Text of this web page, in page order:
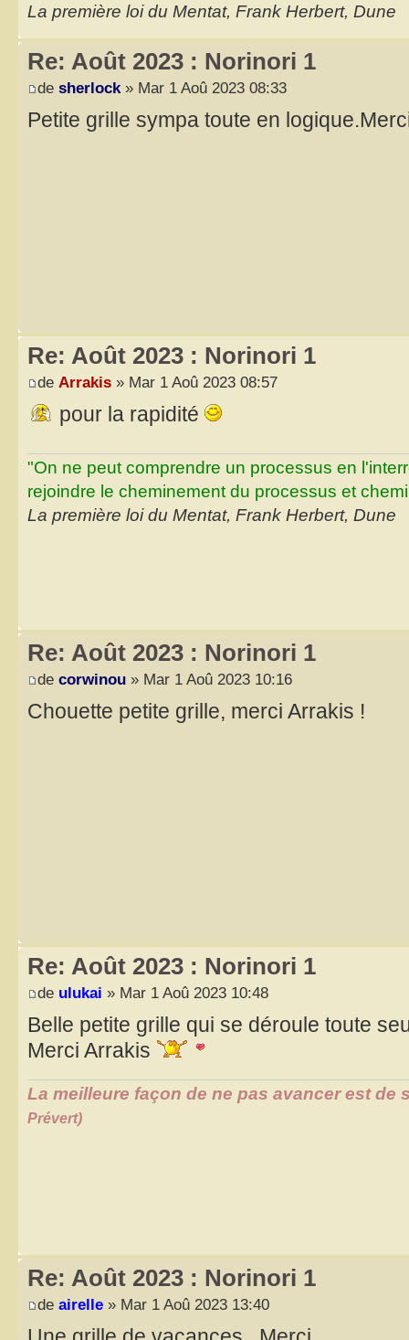
La première loi du Mentat, Frank Herbert, Dune
Re: Août 2023 : Norinori 1
de sherlock» Mar 1 Aoû 2023 08:33
Petite grille sympa toute en
Re: Août 2023 : Norinori 1
de Arrakis » Mar 1 Aoû 2023 08:57
pour la rapidité
"On ne peut comprendre un processus en
rejoindre le cheminement du processus et
La première loi du Mentat, Frank Herbert, Dune
Re: Août 2023 : Norinori 1
de corwinou » Mar 1 Aoû 2023 10:16
Chouette petite grille, merci Arrakis !
Re: Août 2023 : Norinori 1
de ulukai » Mar 1 Aoû 2023 10:48
Belle petite grille qui se déroule toute
Merci Arrakis
La meilleure façon de ne pas avancer est de
Prévert)
Re: Août 2023 : Norinori 1
de airelle » Mar 1 Aoû 2023 13:40